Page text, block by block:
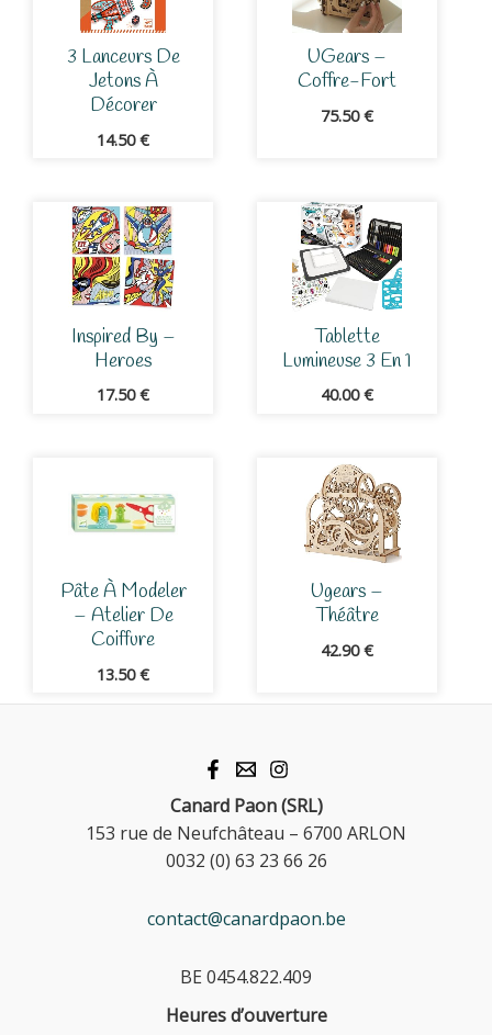
3 Lanceurs De
Jetons À
Décorer
14.50€
UGears –
Coffre-Fort
75.50€
Inspired By –
Heroes
17.50€
Tablette
Lumineuse 3 En 1
40.00€
Pâte À Modeler
– Atelier De
Coiffure
13.50€
Ugears –
Théâtre
42.90€
Canard Paon (SRL)
153 rue de Neufchâteau – 6700 ARLON
0032 (0) 63 23 66 26
contact@canardpaon.be
BE 0454.822.409
Heures d’ouverture